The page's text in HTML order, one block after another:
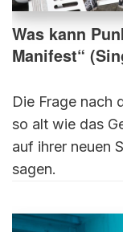
Was kann
Manifest“
Die Frage nach
so alt wie das
auf ihrer neuen
sagen.